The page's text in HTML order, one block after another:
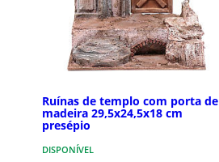
Ruínas de templo com porta de
madeira 29,5x24,5x18 cm
presépio
DISPONÍVEL